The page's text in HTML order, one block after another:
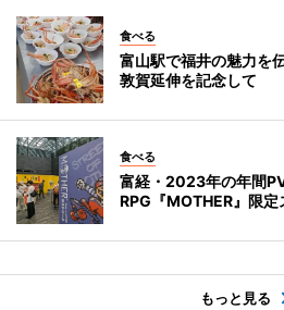
食べる
富山駅で福井の魅力を
敦賀延伸を記念して
食べる
富経・2023年の年間
RPG『MOTHER』限定
もっと見る